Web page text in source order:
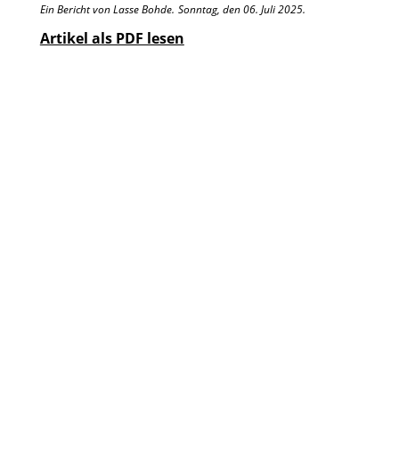
Ein Bericht von Lasse Bohde. Sonntag, den 06. Juli 2025.
Artikel als PDF lesen